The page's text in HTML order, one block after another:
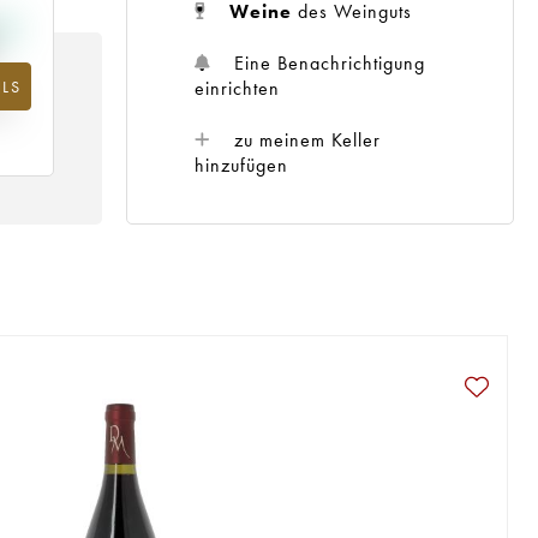
Weine des Weinguts
Eine Benachrichtigung
einrichten
zu meinem Keller
hinzufügen